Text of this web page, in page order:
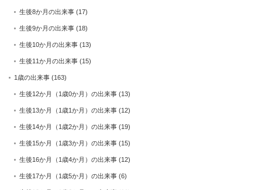
生後8か月の出来事 (17)
生後9か月の出来事 (18)
生後10か月の出来事 (13)
生後11か月の出来事 (15)
1歳の出来事 (163)
生後12か月（1歳0か月）の出来事 (13)
生後13か月（1歳1か月）の出来事 (12)
生後14か月（1歳2か月）の出来事 (19)
生後15か月（1歳3か月）の出来事 (15)
生後16か月（1歳4か月）の出来事 (12)
生後17か月（1歳5か月）の出来事 (6)